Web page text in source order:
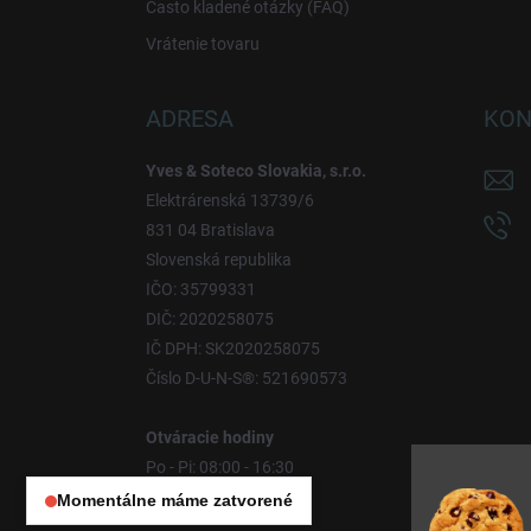
Často kladené otázky (FAQ)
Vrátenie tovaru
ADRESA
Yves & Soteco Slovakia, s.r.o.
Elektrárenská 13739/6
831 04 Bratislava
Slovenská republika
IČO: 35799331
DIČ: 2020258075
IČ DPH: SK2020258075
Číslo D-U-N-S®: 521690573
Otváracie hodiny
Po - Pi: 08:00 - 16:30
So - Ne: Zatvorené
Momentálne máme zatvorené
Otváracie hodiny: